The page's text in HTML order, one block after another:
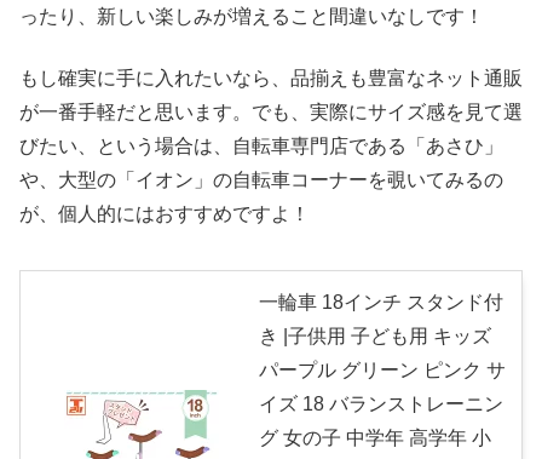
ったり、新しい楽しみが増えること間違いなしです！
もし確実に手に入れたいなら、品揃えも豊富なネット通販
が一番手軽だと思います。でも、実際にサイズ感を見て選
びたい、という場合は、自転車専門店である「あさひ」
や、大型の「イオン」の自転車コーナーを覗いてみるの
が、個人的にはおすすめですよ！
一輪車 18インチ スタンド付
き |子供用 子ども用 キッズ
パープル グリーン ピンク サ
イズ 18 バランストレーニン
グ 女の子 中学年 高学年 小